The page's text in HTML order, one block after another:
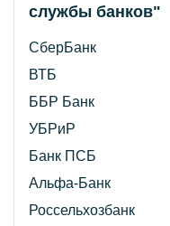
службы банков"
СберБанк
ВТБ
ББР Банк
УБРиР
Банк ПСБ
Альфа-Банк
Россельхозбанк